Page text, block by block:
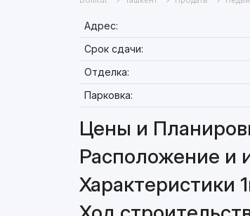
Адрес:
Срок сдачи:
Отделка:
Парковка:
Цены и
Расположение и
Характеристики